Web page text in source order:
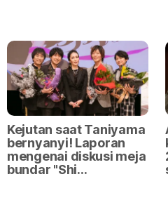
Kejutan saat Taniyama
bernyanyi! Laporan
mengenai diskusi meja
bundar "Shi…